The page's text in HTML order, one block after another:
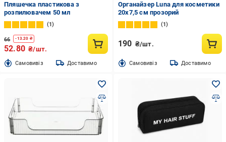
Пляшечка пластикова з
розпилювачем 50 мл
1
66 -13.20 ₴
52.80 ₴/шт.
Cамовивіз Доставимо
Органайзер Luna для косметики
20х7,5 см прозорий
1
190 ₴/шт.
Cамовивіз Доставимо